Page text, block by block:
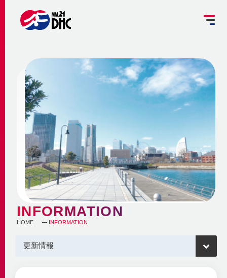
設備管理受託のご案内
お客さま専用ページ
大
INFORMATION
お知らせ
メディア
更新情報
熱供給
ご挨拶
みなとみらい21熱供給のサステナビリティ
脱炭素への取組み
脱炭素関連サービスの提供
最新鋭設備の導入
省エネ・省コストの両立
BCP
事業概要 ～地域冷暖房とは～
地域冷暖房の仕組み
個別冷暖房との相違点
地域冷暖房の特性
経済性
企業情報
会社概要
事業沿革
企業理念・行動指針
メニューを閉じる
INFORMATION
HOME INFORMATION